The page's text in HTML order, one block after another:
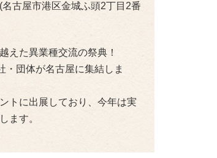
古屋市港区金城ふ頭2丁目2番
えた異業種交流の祭典！
・団体が名古屋に集結しま
トに出展しており、今年は実
ます。